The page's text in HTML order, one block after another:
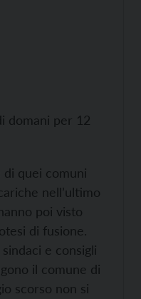
domani per 12
quei comuni
nell’ultimo
poi visto
di fusione.
e consigli
il comune di
scorso non si